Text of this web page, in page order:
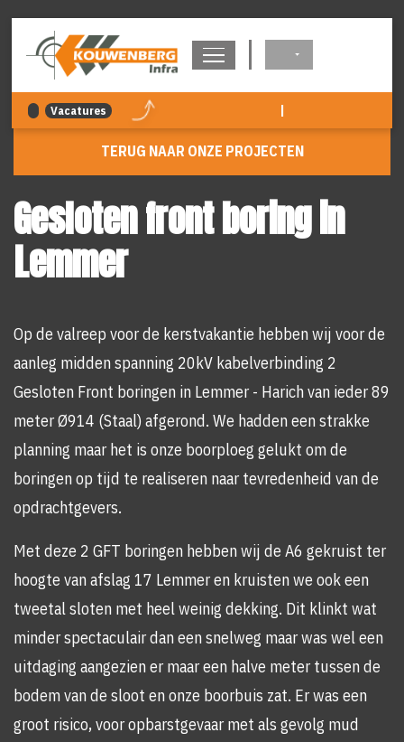
Vacatures |
TERUG NAAR ONZE PROJECTEN
Gesloten front boring in
Lemmer
Op de valreep voor de kerstvakantie hebben wij voor de
aanleg midden spanning 20kV kabelverbinding 2
Gesloten Front boringen in Lemmer - Harich van ieder 89
meter Ø914 (Staal) afgerond. We hadden een strakke
planning maar het is onze boorploeg gelukt om de
boringen op tijd te realiseren naar tevredenheid van de
opdrachtgevers.
Met deze 2 GFT boringen hebben wij de A6 gekruist ter
hoogte van afslag 17 Lemmer en kruisten we ook een
tweetal sloten met heel weinig dekking. Dit klinkt wat
minder spectaculair dan een snelweg maar was wel een
uitdaging aangezien er maar een halve meter tussen de
bodem van de sloot en onze boorbuis zat. Er was een
groot risico, voor opbarstgevaar met als gevolg mud